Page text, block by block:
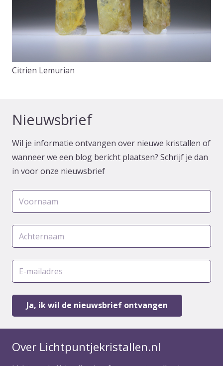
Citrien Lemurian
Nieuwsbrief
Wil je informatie ontvangen over nieuwe kristallen of
wanneer we een blog bericht plaatsen? Schrijf je dan
in voor onze nieuwsbrief
Over Lichtpuntjekristallen.nl